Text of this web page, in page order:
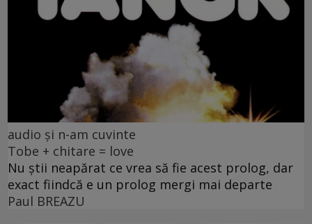
audio și n-am cuvinte
Tobe + chitare = love
Nu știi neapărat ce vrea să fie acest prolog, dar
exact fiindcă e un prolog mergi mai departe
Paul BREAZU